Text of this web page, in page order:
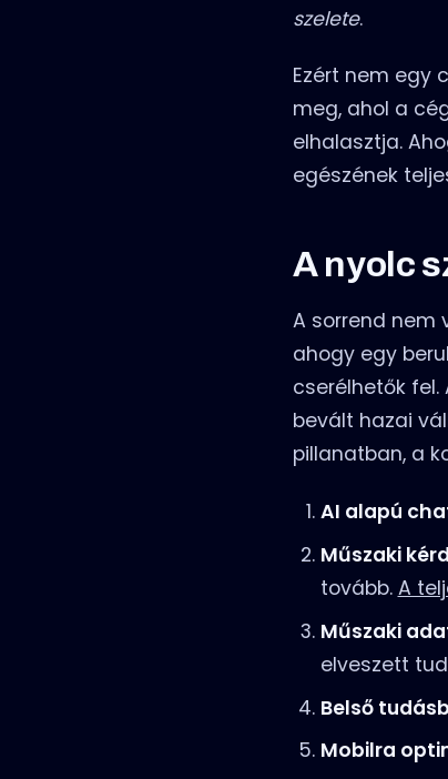
szelete.
Ezért nem egy
meg, ahol a
elhalasztja.
egészének
A nyolc
A sorrend nem
ahogy egy
cserélhetők
bevált hazai
pillanatban, a
AI alapú
Műszaki
tovább. A
Műszaki
elveszett
Belső
Mobilra